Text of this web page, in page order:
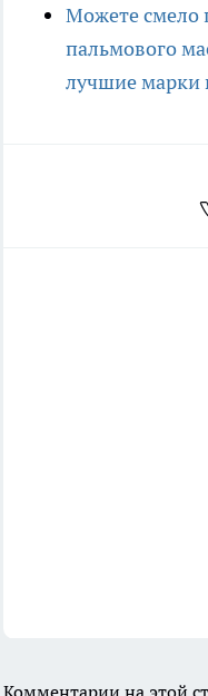
Можете смело
пальмового
лучшие марки
Комментарии на этой